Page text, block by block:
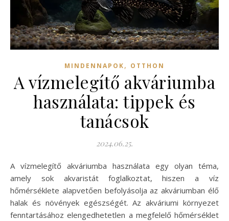
MINDENNAPOK, OTTHON
A vízmelegítő akváriumba
használata: tippek és
tanácsok
2024.06.25.
A vízmelegítő akváriumba használata egy olyan téma,
amely sok akvaristát foglalkoztat, hiszen a víz
hőmérséklete alapvetően befolyásolja az akváriumban élő
halak és növények egészségét. Az akváriumi környezet
fenntartásához elengedhetetlen a megfelelő hőmérséklet